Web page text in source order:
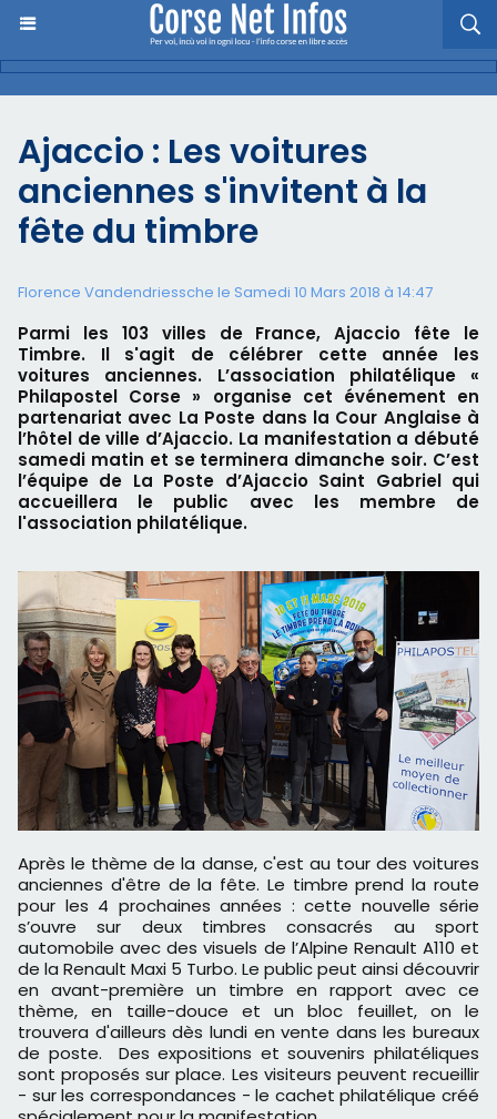
Ajaccio : Les voitures
anciennes s'invitent à la
fête du timbre
Florence Vandendriessche le Samedi 10 Mars 2018 à 14:47
Parmi les 103 villes de France, Ajaccio fête le
Timbre. Il s'agit de célébrer cette année les
voitures anciennes. L’association philatélique «
Philapostel Corse » organise cet événement en
partenariat avec La Poste dans la Cour Anglaise à
l’hôtel de ville d’Ajaccio. La manifestation a débuté
samedi matin et se terminera dimanche soir. C’est
l’équipe de La Poste d’Ajaccio Saint Gabriel qui
accueillera le public avec les membre de
l'association philatélique.
Après le thème de la danse, c'est au tour des voitures
anciennes d'être de la fête. Le timbre prend la route
pour les 4 prochaines années : cette nouvelle série
s’ouvre sur deux timbres consacrés au sport
automobile avec des visuels de l’Alpine Renault A110 et
de la Renault Maxi 5 Turbo. Le public peut ainsi découvrir
en avant-première un timbre en rapport avec ce
thème, en taille-douce et un bloc feuillet, on le
trouvera d'ailleurs dès lundi en vente dans les bureaux
de poste. Des expositions et souvenirs philatéliques
sont proposés sur place. Les visiteurs peuvent recueillir
- sur les correspondances - le cachet philatélique créé